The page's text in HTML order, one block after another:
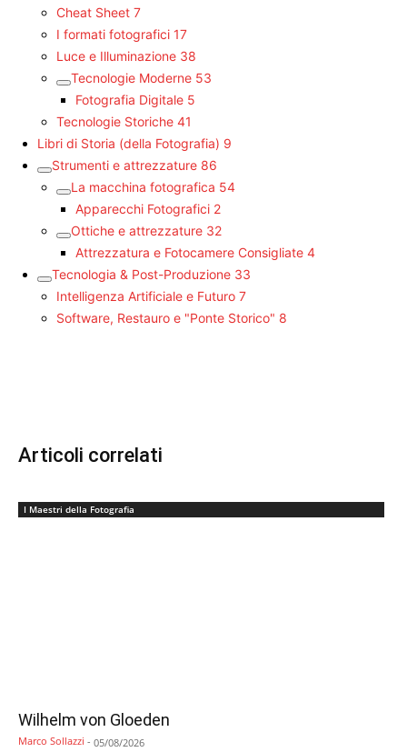
Cheat Sheet 7
I formati fotografici 17
Luce e Illuminazione 38
Tecnologie Moderne 53
Fotografia Digitale 5
Tecnologie Storiche 41
Libri di Storia (della Fotografia) 9
Strumenti e attrezzature 86
La macchina fotografica 54
Apparecchi Fotografici 2
Ottiche e attrezzature 32
Attrezzatura e Fotocamere Consigliate 4
Tecnologia & Post-Produzione 33
Intelligenza Artificiale e Futuro 7
Software, Restauro e "Ponte Storico" 8
Articoli correlati
I Maestri della Fotografia
Wilhelm von Gloeden
Marco Sollazzi - 05/08/2026